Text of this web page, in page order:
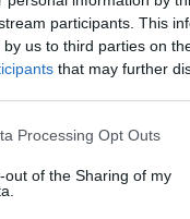
participants. This
us to third parties on
that may further
Processing Opt Outs
out of the Sharing of my